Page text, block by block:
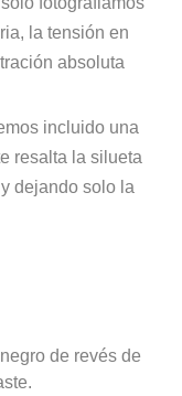
la tensión en
absoluta
incluido una
resalta la silueta
dejando solo la